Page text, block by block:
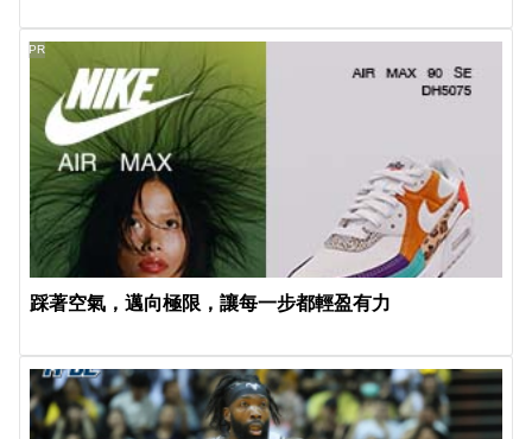
踩著空氣，邁向極限，讓每一步都輕盈有力
PR